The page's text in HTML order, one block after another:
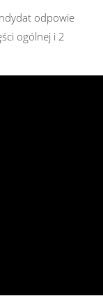
odpowie
ogólnej i 2